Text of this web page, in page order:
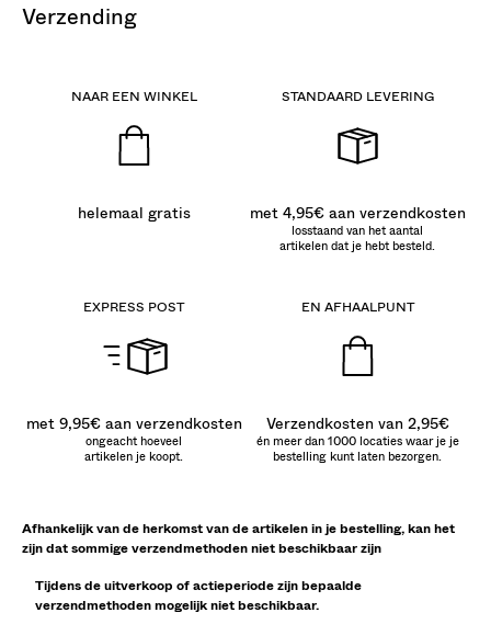
verzending
NAAR EEN WINKEL
helemaal gratis
STANDAARD LEVERING
met 4,95€ aan verzendkosten
losstaand van het aantal
artikelen dat je hebt besteld.
EXPRESS POST
met 9,95€ aan verzendkosten
ongeacht hoeveel
artikelen je koopt.
EN AFHAALPUNT
Verzendkosten van 2,95€
én meer dan 1000 locaties waar je je
bestelling kunt laten bezorgen.
Afhankelijk van de herkomst van de artikelen in je bestelling, kan het
zijn dat sommige verzendmethoden niet beschikbaar zijn
Tijdens de uitverkoop of actieperiode zijn bepaalde
verzendmethoden mogelijk niet beschikbaar.